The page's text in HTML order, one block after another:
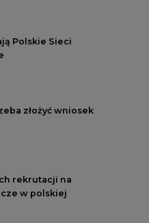
Polskie Sieci
złożyć wniosek
rekrutacji na
w polskiej